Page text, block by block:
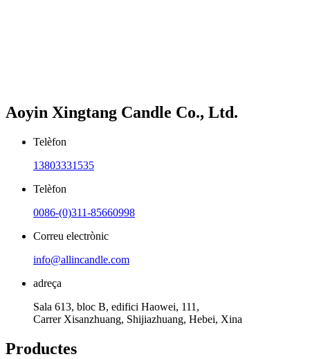
Aoyin Xingtang Candle Co., Ltd.
Telèfon
13803331535
Telèfon
0086-(0)311-85660998
Correu electrònic
info@allincandle.com
adreça
Sala 613, bloc B, edifici Haowei, 111,
Carrer Xisanzhuang, Shijiazhuang, Hebei, Xina
Productes